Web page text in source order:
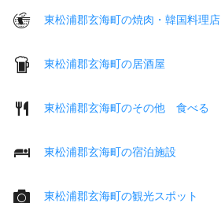
東松浦郡玄海町の焼肉・韓国料理店
東松浦郡玄海町の居酒屋
東松浦郡玄海町のその他 食べる
東松浦郡玄海町の宿泊施設
東松浦郡玄海町の観光スポット